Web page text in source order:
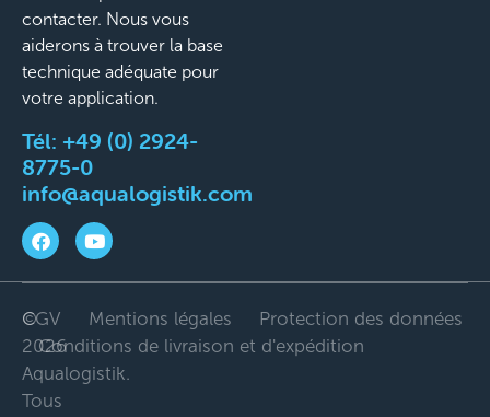
contacter. Nous vous
aiderons à trouver la base
technique adéquate pour
votre application.
Tél: +49 (0) 2924-
8775-0
info@aqualogistik.com
©
2026
Aqualogistik.
Tous
CGV Mentions légales
Protection des données
Conditions de livraison et d'expédition